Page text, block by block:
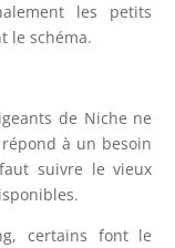
les petits
le schéma.
de Niche ne
à un besoin
suivre le vieux
certains font le